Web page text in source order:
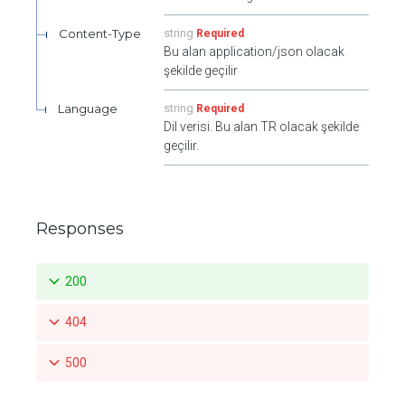
Content-Type string Required
Bu alan application/json olacak
şekilde geçilir
Language string Required
Dil verisi. Bu alan TR olacak şekilde
geçilir.
Responses
200
404
500